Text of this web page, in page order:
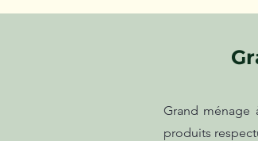
Grand ménage
produits